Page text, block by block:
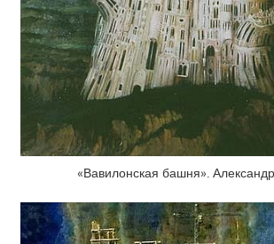
«Вавилонская башня».